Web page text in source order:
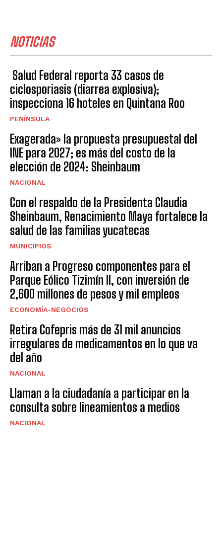
NOTICIAS
Salud Federal reporta 33 casos de
ciclosporiasis (diarrea explosiva);
inspecciona 16 hoteles en Quintana Roo
PENÍNSULA
Exagerada» la propuesta presupuestal del
INE para 2027; es más del costo de la
elección de 2024: Sheinbaum
NACIONAL
Con el respaldo de la Presidenta Claudia
Sheinbaum, Renacimiento Maya fortalece la
salud de las familias yucatecas
MUNICIPIOS
Arriban a Progreso componentes para el
Parque Eólico Tizimín II, con inversión de
2,600 millones de pesos y mil empleos
ECONOMÍA-NEGOCIOS
Retira Cofepris más de 31 mil anuncios
irregulares de medicamentos en lo que va
del año
NACIONAL
Llaman a la ciudadanía a participar en la
consulta sobre lineamientos a medios
NACIONAL